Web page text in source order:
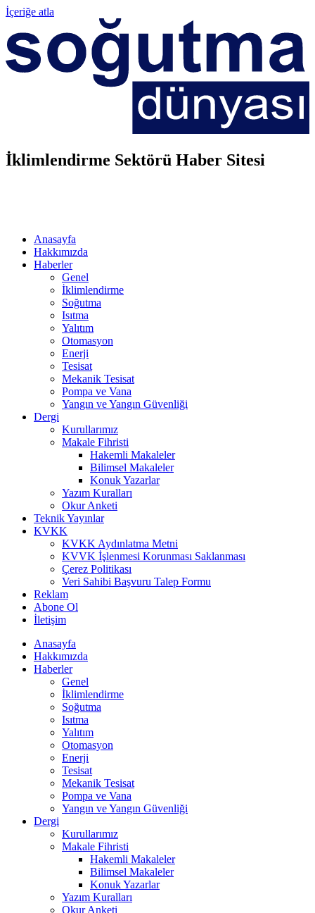
İçeriğe atla
İklimlendirme Sektörü Haber Sitesi
Anasayfa
Hakkımızda
Haberler
Genel
İklimlendirme
Soğutma
Isıtma
Yalıtım
Otomasyon
Enerji
Tesisat
Mekanik Tesisat
Pompa ve Vana
Yangın ve Yangın Güvenliği
Dergi
Kurullarımız
Makale Fihristi
Hakemli Makaleler
Bilimsel Makaleler
Konuk Yazarlar
Yazım Kuralları
Okur Anketi
Teknik Yayınlar
KVKK
KVKK Aydınlatma Metni
KVVK İşlenmesi Korunması Saklanması
Çerez Politikası
Veri Sahibi Başvuru Talep Formu
Reklam
Abone Ol
İletişim
Anasayfa
Hakkımızda
Haberler
Genel
İklimlendirme
Soğutma
Isıtma
Yalıtım
Otomasyon
Enerji
Tesisat
Mekanik Tesisat
Pompa ve Vana
Yangın ve Yangın Güvenliği
Dergi
Kurullarımız
Makale Fihristi
Hakemli Makaleler
Bilimsel Makaleler
Konuk Yazarlar
Yazım Kuralları
Okur Anketi